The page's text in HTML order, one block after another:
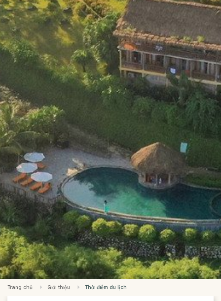
Trang chủ Giới thiệu Thời điểm du lịch